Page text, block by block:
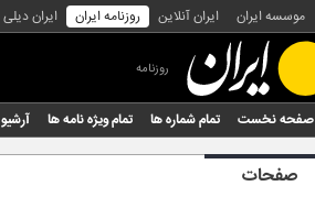
موسسه ایران ایران آنلاین روزنامه ایران ایران دیلی
روزنامه
صفحه نخست تمام شماره ها تمام ویژه نامه ها آرشیو
صفحات